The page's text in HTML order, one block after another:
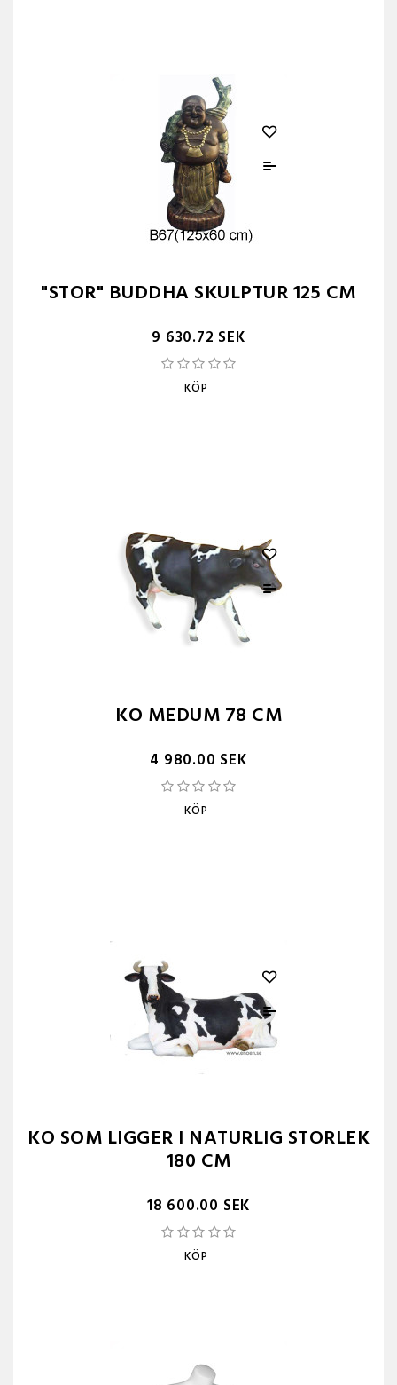
"STOR" BUDDHA SKULPTUR 125 CM
9 630.72 SEK
KÖP
KO MEDUM 78 CM
4 980.00 SEK
KÖP
KO SOM LIGGER I NATURLIG STORLEK
180 CM
18 600.00 SEK
KÖP